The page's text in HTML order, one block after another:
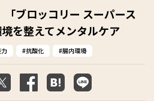
ブロッコリー スーパース
を整えてメンタルケア
抗酸化 腸内環境